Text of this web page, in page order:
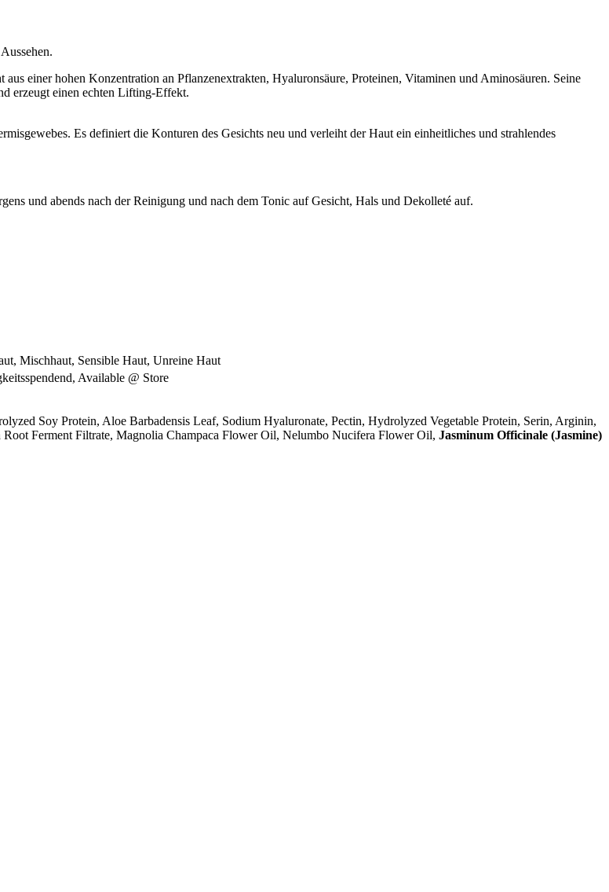
aus einer hohen Konzentration an Pflanzenextrakten, Hyaluronsäure, Proteinen, Vitaminen und Aminosäuren. Seine
erzeugt einen echten Lifting-Effekt.
Es definiert die Konturen des Gesichts neu und verleiht der Haut ein einheitliches und strahlendes
und abends nach der Reinigung und nach dem Tonic auf Gesicht, Hals und Dekolleté auf.
Mischhaut, Sensible Haut, Unreine Haut
Available @ Store
Soy Protein, Aloe Barbadensis Leaf, Sodium Hyaluronate, Pectin, Hydrolyzed Vegetable Protein, Serin, Arginin,
Ferment Filtrate, Magnolia Champaca Flower Oil, Nelumbo Nucifera Flower Oil, Jasminum Officinale (Jasmine)